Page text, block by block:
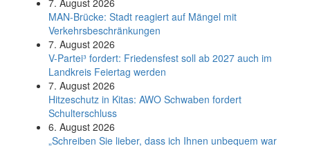
7. August 2026
MAN-Brücke: Stadt reagiert auf Mängel mit
Verkehrsbeschränkungen
7. August 2026
V-Partei­³ fordert: Friedens­fest soll ab 2027 auch im
Land­kreis Feier­tag werden
7. August 2026
Hitzeschutz in Kitas: AWO Schwaben fordert
Schulterschluss
6. August 2026
„Schreiben Sie lieber, dass ich Ihnen unbequem war